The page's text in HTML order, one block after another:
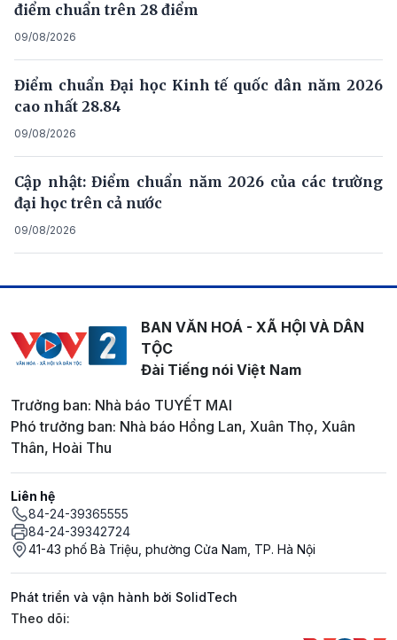
điểm chuẩn trên 28 điểm
09/08/2026
Điểm chuẩn Đại học Kinh tế quốc dân năm 2026
cao nhất 28.84
09/08/2026
Cập nhật: Điểm chuẩn năm 2026 của các trường
đại học trên cả nước
09/08/2026
BAN VĂN HOÁ - XÃ HỘI VÀ DÂN
TỘC
Đài Tiếng nói Việt Nam
Trưởng ban: Nhà báo TUYẾT MAI
Phó trưởng ban: Nhà báo Hồng Lan, Xuân Thọ, Xuân
Thân, Hoài Thu
Liên hệ
84-24-39365555
84-24-39342724
41-43 phố Bà Triệu, phường Cửa Nam, TP. Hà Nội
Phát triển và vận hành bởi SolidTech
Mạng xã hội
Theo dõi: